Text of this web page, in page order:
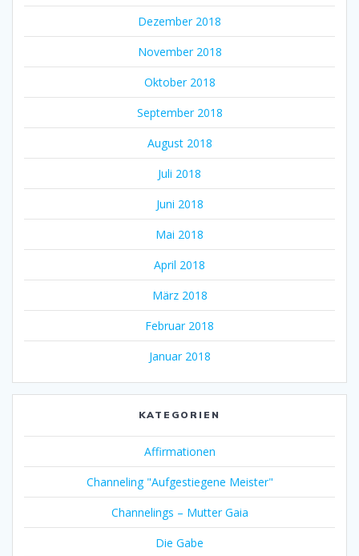
Dezember 2018
November 2018
Oktober 2018
September 2018
August 2018
Juli 2018
Juni 2018
Mai 2018
April 2018
März 2018
Februar 2018
Januar 2018
KATEGORIEN
Affirmationen
Channeling "Aufgestiegene Meister"
Channelings – Mutter Gaia
Die Gabe